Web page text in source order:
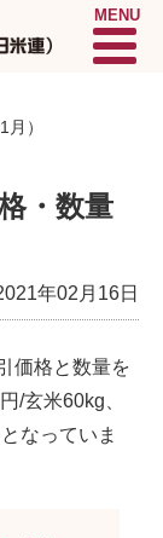
MENU
）
・数量
年02月16日
価格と数量を
/玄米60kg、
なっていま